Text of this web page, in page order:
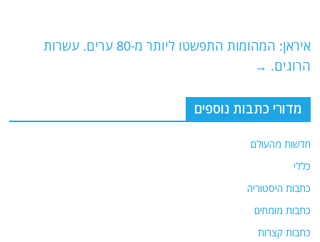
p
o
איראן: המהומות התפשטו ליותר מ-80 ערים. עשרות
הרוגים. →
מדורי כתבות נוספים
חדשות מהעולם
כללי
כתבות היסטוריה
כתבות מומחים
כתבות קצרות